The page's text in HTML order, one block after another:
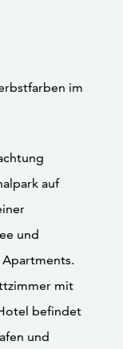
im
auf
und
mit
befindet
und